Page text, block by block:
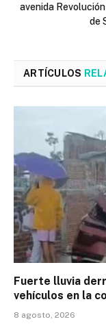
avenida
de
ARTÍCULOS
Fuerte lluvia
vehículos en la
8 agosto, 2026